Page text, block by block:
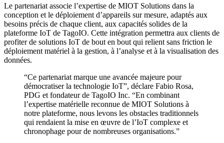
Le partenariat associe l’expertise de MIOT Solutions dans la
conception et le déploiement d’appareils sur mesure, adaptés aux
besoins précis de chaque client, aux capacités solides de la
plateforme IoT de TagoIO. Cette intégration permettra aux clients de
profiter de solutions IoT de bout en bout qui relient sans friction le
déploiement matériel à la gestion, à l’analyse et à la visualisation des
données.
“Ce partenariat marque une avancée majeure pour
démocratiser la technologie IoT”, déclare Fabio Rosa,
PDG et fondateur de TagoIO Inc. “En combinant
l’expertise matérielle reconnue de MIOT Solutions à
notre plateforme, nous levons les obstacles traditionnels
qui rendaient la mise en œuvre de l’IoT complexe et
chronophage pour de nombreuses organisations.”